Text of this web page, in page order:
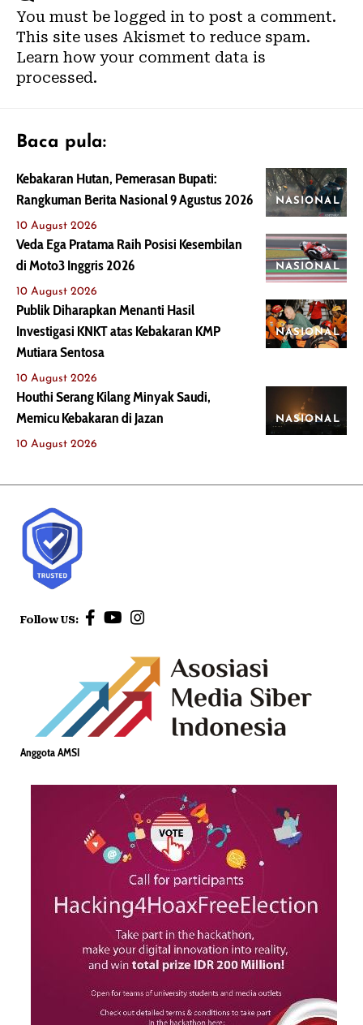
You must be logged in to post a comment.
This site uses Akismet to reduce spam.
Learn how your comment data is
processed.
Baca pula:
NASIONAL
Kebakaran Hutan, Pemerasan Bupati:
Rangkuman Berita Nasional 9 Agustus 2026
10 August 2026
NASIONAL
Veda Ega Pratama Raih Posisi Kesembilan
di Moto3 Inggris 2026
10 August 2026
NASIONAL
Publik Diharapkan Menanti Hasil
Investigasi KNKT atas Kebakaran KMP
Mutiara Sentosa
10 August 2026
NASIONAL
Houthi Serang Kilang Minyak Saudi,
Memicu Kebakaran di Jazan
10 August 2026
Follow US:
Anggota AMSI